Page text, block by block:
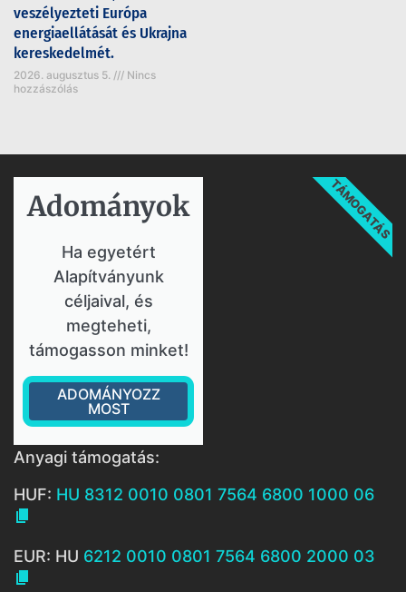
veszélyezteti Európa
energiaellátását és Ukrajna
kereskedelmét.
2026. augusztus 5.
Nincs
hozzászólás
Adományok​
Ha egyetért
Alapítványunk
céljaival, és
megteheti,
támogasson minket!
ADOMÁNYOZZ
MOST
TÁMOGATÁS
Anyagi támogatás:
HUF: HU 8312 0010 0801 7564 6800 1000 06

EUR: HU 6212 0010 0801 7564 6800 2000 03
